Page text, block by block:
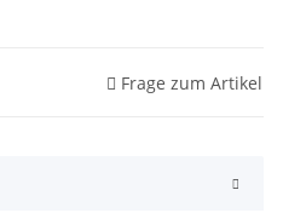
Frage zum Artikel